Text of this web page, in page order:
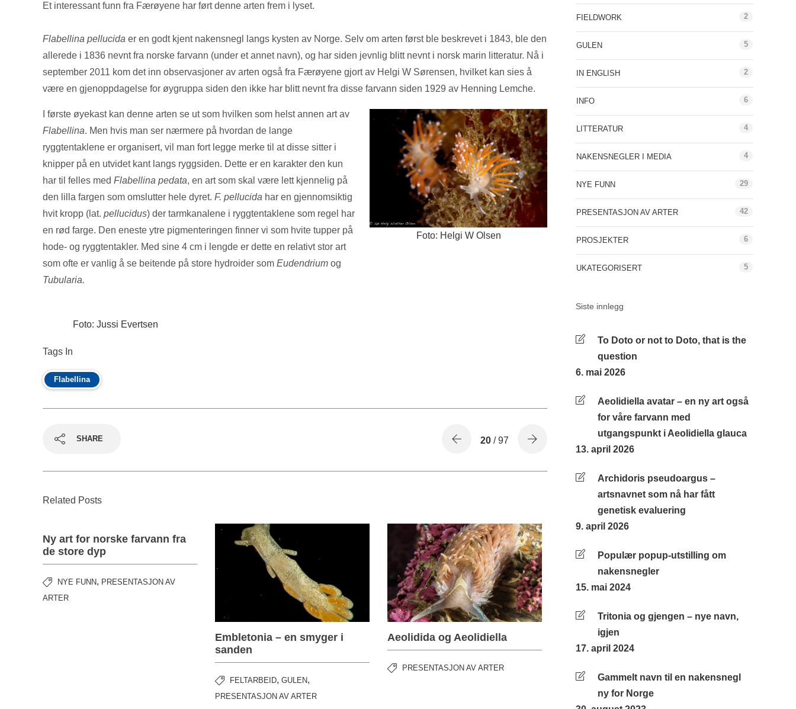
Et interessant funn fra Færøyene har ført denne arten frem i lyset.
Flabellina pellucida er en godt kjent nakensnegl langs kysten av Norge. Selv om arten først ble beskrevet i 1843, ble den
allerede i 1836 nevnt fra norske farvann (under et annet navn), og har siden jevnlig blitt nevnt i norsk marin litteratur. Nå i
september 2011 kom det inn observasjoner av arten også fra Færøyene gjort av Helgi W Sørensen, hvilket kan sies å
være en gjenoppdagelse for øygruppa siden den ikke har blitt nevnt fra disse farvann siden 1929 av Henning Lemche.
Foto: Helgi W Olsen
I første øyekast kan denne arten se ut som hvilken som helst annen art av
Flabellina. Men hvis man ser nærmere på hvordan de lange
ryggtentaklene er organisert, vil man fort legge merke til at disse sitter i
knipper på en utvidet kant langs ryggsiden. Dette er en karakter den kun
har til felles med Flabellina pedata, en art som skal være lett kjennelig på
den lilla fargen som omslutter hele dyret. F. pellucida har en gjennomsiktig
hvit kropp (lat. pellucidus) der tarmkanalene i ryggtentaklene som regel har
en rød farge. Den eneste ytre pigmenteringen finner vi som hvite tupper på
hode- og ryggtentakler. Med sine 4 cm i lengde er dette en relativt stor art
som ofte er vanlig å se beitende på store hydroider som Eudendrium og
Tubularia.
Foto: Jussi Evertsen
Tags In
Flabellina
SHARE 20 / 97
Related Posts
Ny art for norske farvann fra
de store dyp
NYE FUNN, PRESENTASJON AV
ARTER
Embletonia – en smyger i
sanden
FELTARBEID,GULEN,
PRESENTASJON AV ARTER
Aeolidida og Aeolidiella
PRESENTASJON AV ARTER
FIELDWORK 2
GULEN 5
IN ENGLISH 2
INFO 6
LITTERATUR 4
NAKENSNEGLER I MEDIA 4
NYE FUNN 29
PRESENTASJON AV ARTER 42
PROSJEKTER 6
UKATEGORISERT 5
Siste innlegg
To Doto or not to Doto, that is the
question
6. mai 2026
Aeolidiella avatar – en ny art også
for våre farvann med
utgangspunkt i Aeolidiella glauca
13. april 2026
Archidoris pseudoargus –
artsnavnet som nå har fått
genetisk evaluering
9. april 2026
Populær popup-utstilling om
nakensnegler
15. mai 2024
Tritonia og gjengen – nye navn,
igjen
17. april 2024
Gammelt navn til en nakensnegl
ny for Norge